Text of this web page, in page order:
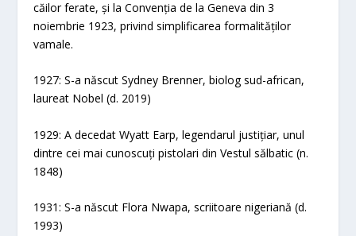
căilor ferate, și la Convenția de la Geneva din 3
noiembrie 1923, privind simplificarea formalităților
vamale.
1927: S-a născut Sydney Brenner, biolog sud-african,
laureat Nobel (d. 2019)
1929: A decedat Wyatt Earp, legendarul justițiar, unul
dintre cei mai cunoscuți pistolari din Vestul sălbatic (n.
1848)
1931: S-a născut Flora Nwapa, scriitoare nigeriană (d.
1993)